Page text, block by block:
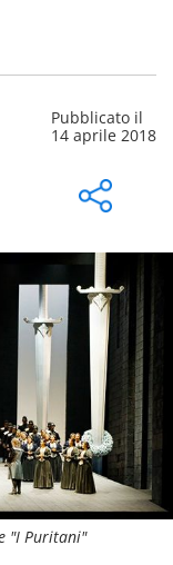
Pubblicato il
14 aprile 2018
"I Puritani"